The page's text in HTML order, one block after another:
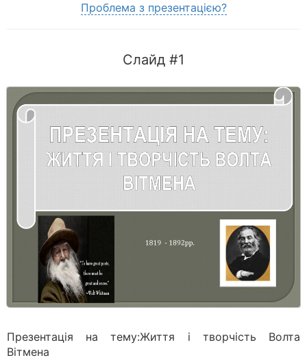
Проблема з презентацією?
Слайд #1
Презентація на тему:Життя і творчість Волта
Вітмена